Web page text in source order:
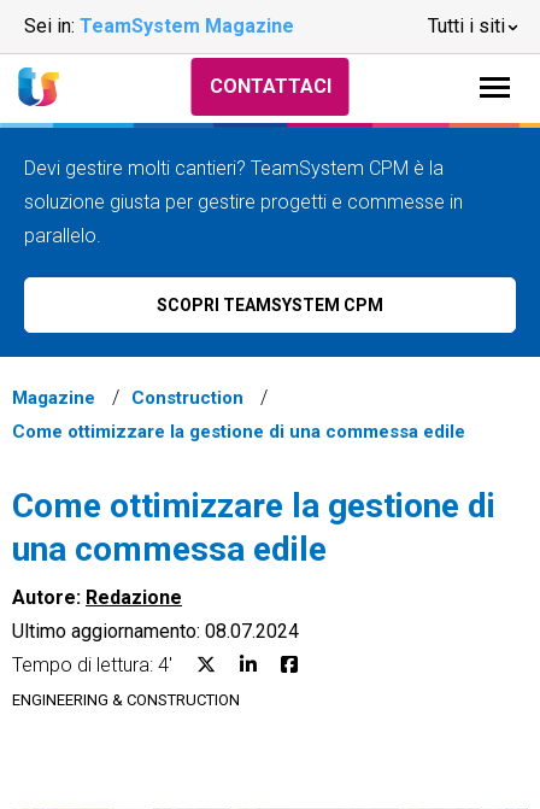
Sei in: TeamSystem Magazine Tutti i siti
CRM
CONTATTACI
Devi gestire molti cantieri? TeamSystem CPM è la
soluzione giusta per gestire progetti e commesse in
parallelo.
SCOPRI TEAMSYSTEM CPM
Magazine
Construction
Come ottimizzare la gestione di una commessa edile
Come ottimizzare la gestione di
una commessa edile
Autore: Redazione
Ultimo aggiornamento: 08.07.2024
Tempo di lettura: 4'
ENGINEERING & CONSTRUCTION